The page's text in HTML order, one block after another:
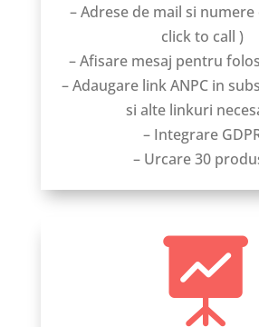
– Adrese de mail si
click to call )
– Afisare mesaj pentru
– Adaugare link ANPC in
si alte linkuri
– Integrare
– Urcare 30
